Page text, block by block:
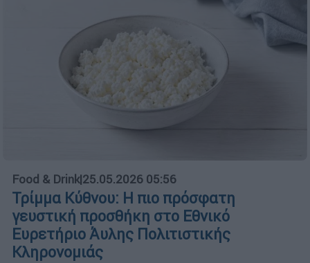
Food & Drink|25.05.2026 05:56
Τρίμμα Κύθνου: Η πιο πρόσφατη
γευστική προσθήκη στο Εθνικό
Ευρετήριο Άυλης Πολιτιστικής
Κληρονομιάς